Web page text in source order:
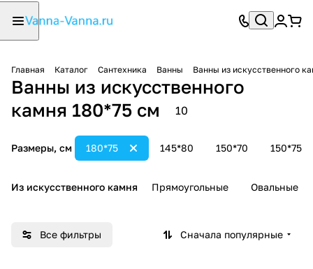
Главная Каталог Сантехника Ванны Ванны из искусственного
Ванны из искусственного
камня 180*75 см
10
Размеры, см 145*80 150*70 150*75
180*75
Из искусственного камня Прямоугольные Овальные
Все фильтры Сначала популярные